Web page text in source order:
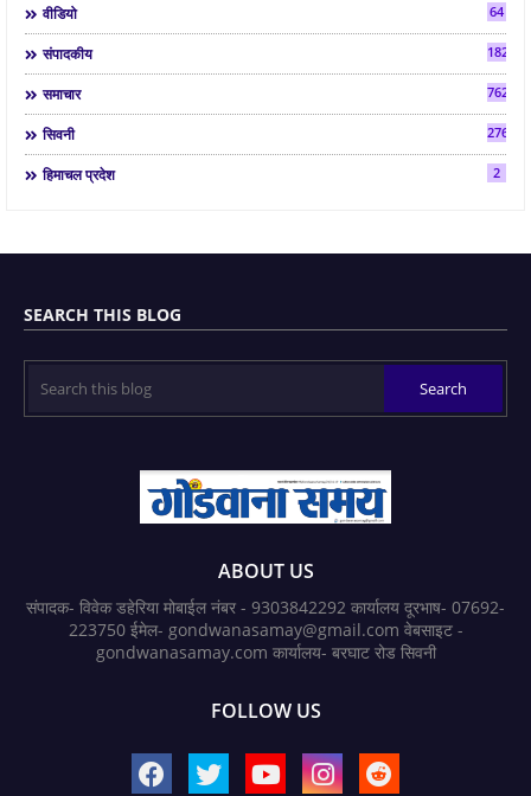
वीडियो 64
संपादकीय 182
समाचार 7624
सिवनी 2763
हिमाचल प्रदेश 2
SEARCH THIS BLOG
ABOUT US
संपादक- विवेक डहेरिया मोबाईल नंबर - 9303842292 कार्यालय दूरभाष- 07692-
223750 ईमेल- gondwanasamay@gmail.com वेबसाइट -
gondwanasamay.com कार्यालय- बरघाट रोड सिवनी
FOLLOW US